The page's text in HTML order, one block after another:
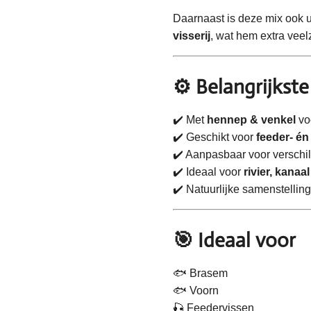
Daarnaast is deze mix ook
visserij, wat hem extra
⚙️
✔️ Met hennep & venkel
✔️ Geschikt voor feeder-
✔️ Aanpasbaar voor
✔️ Ideaal voor rivier,
✔️ Natuurlijke samenstelling
🎯 Ideaal voor
🐟 Brasem
🐟 Voorn
🎣 Feedervissen